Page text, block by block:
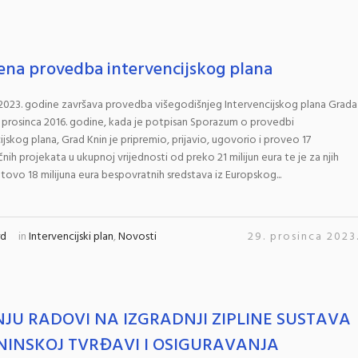
provedba intervencijskog plana
godine završava provedba višegodišnjeg Intervencijskog plana Grada
prosinca 2016. godine, kada je potpisan Sporazum o provedbi
plana, Grad Knin je pripremio, prijavio, ugovorio i proveo 17
projekata u ukupnoj vrijednosti od preko 21 milijun eura te je za njih
18 milijuna eura bespovratnih sredstava iz Europskog...
inIntervencijski plan,Novosti 29. prosinca
RADOVI NA IZGRADNJI ZIPLINE SUSTAVA
TVRĐAVI I OSIGURAVANJA